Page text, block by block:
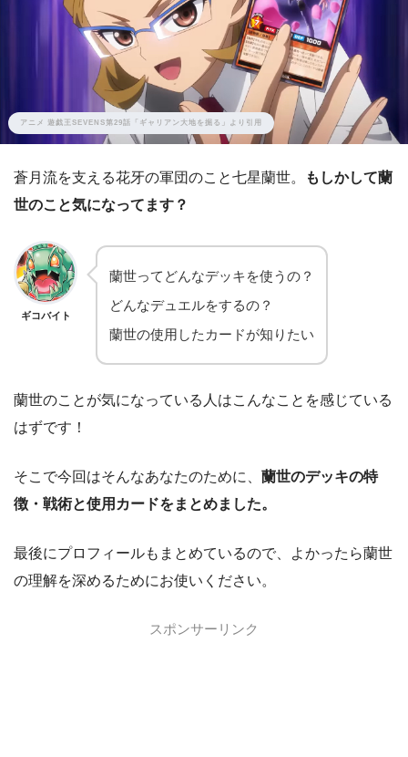
アニメ 遊戯王SEVENS第29話「ギャリアン大地を掘る」より引用
蒼月流を支える花牙の軍団のこと七星蘭世。
もしかして蘭
世のこと気になってます？
ギコバイト
蘭世ってどんなデッキを使うの？
どんなデュエルをするの？
蘭世の使用したカードが知りたい
蘭世のことが気になっている人はこんなことを感じている
はずです！
そこで今回はそんなあなたのために、 蘭世のデッキの特
徴・戦術と使用カードをまとめました。
最後にプロフィールもまとめているので、よかったら蘭世
の理解を深めるためにお使いください。
スポンサーリンク